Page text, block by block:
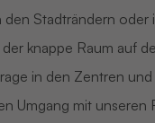
den Stadträndern oder
knappe Raum auf
in den Zentren und
Umgang mit unseren